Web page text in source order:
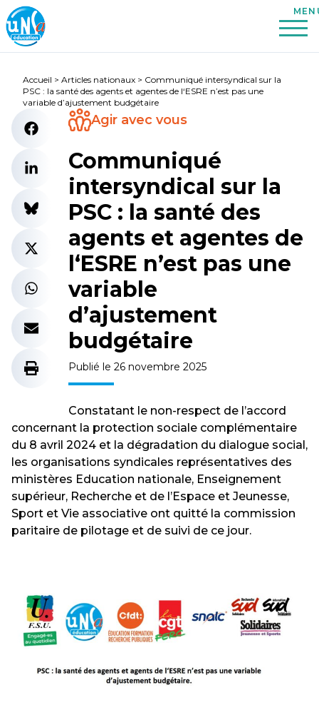
Accueil > Articles nationaux > Communiqué intersyndical sur la
PSC : la santé des agents et agentes de l‘ESRE n’est pas une
variable d’ajustement budgétaire
Agir avec vous
Communiqué
intersyndical sur la
PSC : la santé des
agents et agentes de
l‘ESRE n’est pas une
variable
d’ajustement
budgétaire
Publié le 26 novembre 2025
Constatant le non-respect de l’accord
concernant la protection sociale complémentaire
du 8 avril 2024 et la dégradation du dialogue social,
les organisations syndicales représentatives des
ministères Education nationale, Enseignement
supérieur, Recherche et de l’Espace et Jeunesse,
Sport et Vie associative ont quitté la commission
paritaire de pilotage et de suivi de ce jour.